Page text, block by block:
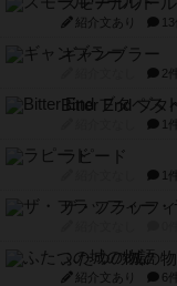
紹介文あり
ギャンブラー
2
Bitter End ブタ
1
ラピード
1
ザ・フラッフ
ふたつの城の
紹介文あり 6